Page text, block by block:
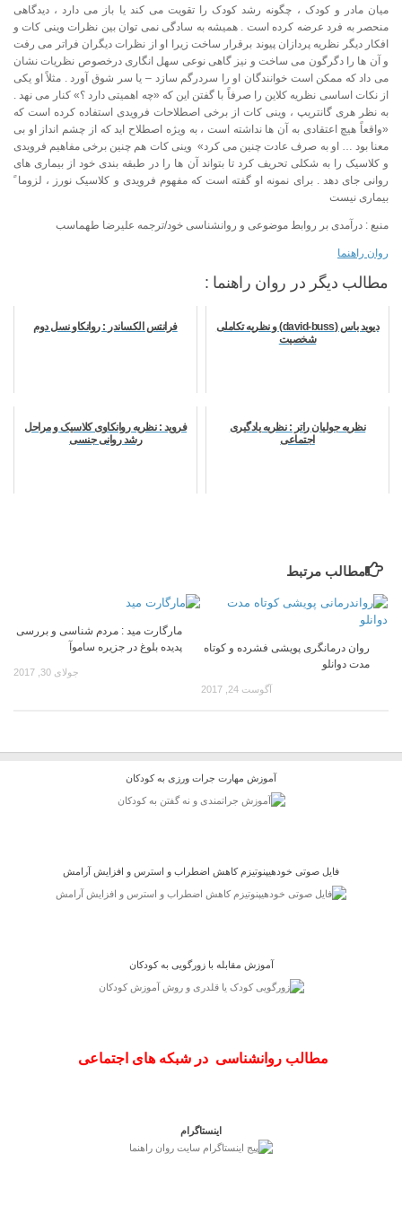
میان مادر و کودک ، چگونه رشد کودک را تقویت می کند یا باز می دارد ، دیدگاهی
منحصر به فرد عرضه کرده است . همیشه به سادگی نمی توان بین نظرات وینی کات و
افکار دیگر نظریه پردازان پیوند برقرار ساخت زیرا او از نظرات دیگران فراتر می رفت
و آن ها را دگرگون می ساخت و نیز گاهی نوعی سهل انگاری درخصوص نظریات نشان
می داد که ممکن است خوانندگان او را سردرگم سازد – یا سر شوق آورد . مثلاً او یکی
از نکات اساسی نظریه کلاین را صرفاً با گفتن این که «چه اهمیتی دارد ؟» کنار می نهد .
به نظر هری گانتریپ ، وینی کات از برخی اصطلاحات فرویدی استفاده کرده است که
«واقعاً هیچ اعتقادی به آن ها نداشته است ، به ویژه اصطلاح اید که از چشم انداز او بی
معنا بود … او به صرف عادت چنین می کرد» وینی کات هم چنین برخی مفاهیم فرویدی
و کلاسیک را به شکلی تحریف کرد تا بتواند آن ها را در طبقه بندی خود از بیماری های
روانی جای دهد . برای نمونه او گفته است که مفهوم فرویدی و کلاسیک نورز ، لزوما ً
بیماری نیست
منبع : درآمدی بر روابط موضوعی و روانشناسی خود/ترجمه علیرضا طهماسب
روان راهنما
مطالب دیگر در روان راهنما :
دیوید باس (david-buss) و نظریه تکاملی
شخصیت
فرانتس الکساندر : روانکاو نسل دوم
نظریه جولیان راتر : نظریه یادگیری
اجتماعی
فروید : نظریه روانکاوی کلاسیک و مراحل
رشد روانی جنسی
مطالب مرتبط
مارگارت مید : مردم شناسی و بررسی
پدیده بلوغ در جزیره ساموآ
جولای 30, 2017
روان درمانگری پویشی فشرده و کوتاه
مدت دوانلو
آگوست 24, 2017
آموزش مقابله با زورگویی به کودکان
فایل صوتی خودهیپنوتیزم کاهش اضطراب و استرس و افزایش آرامش
آموزش مهارت جرات ورزی به کودکان
مطالب روانشناسی در شبکه های اجتماعی
اینستاگرام